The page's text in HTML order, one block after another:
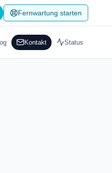
Fernwartung starten
Kontakt Status